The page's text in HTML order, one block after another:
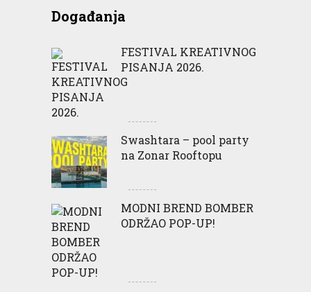
Događanja
FESTIVAL KREATIVNOG
PISANJA 2026.
Swashtara – pool party
na Zonar Rooftopu
MODNI BREND BOMBER
ODRŽAO POP-UP!